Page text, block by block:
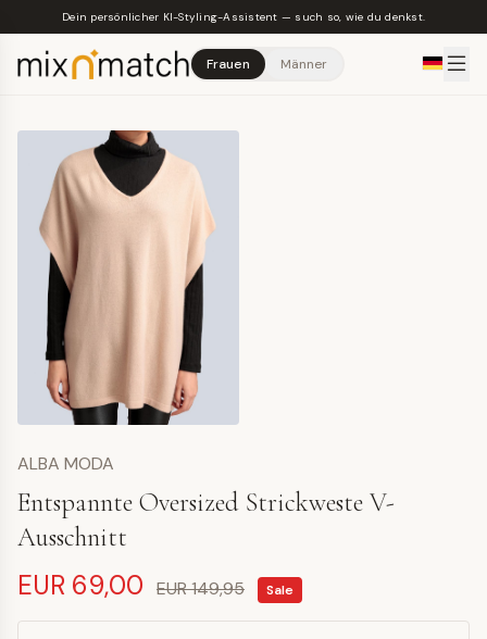
Skip to main content
Dein persönlicher KI-Styling-Assistent — such so, wie du denkst.
Frauen Männer
ALBA MODA
Entspannte Oversized Strickweste V-
Ausschnitt
EUR 69,00 EUR 149,95 Sale